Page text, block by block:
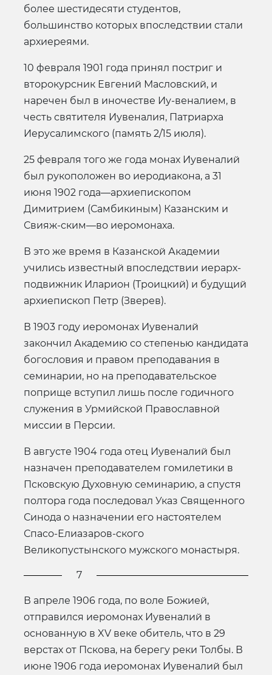
более шестидесяти студентов,
большинство которых впоследствии стали
архиереями.
10 февраля 1901 года принял постриг и
второкурсник Евгений Масловский, и
наречен был в иночестве Иу-веналием, в
честь святителя Иувеналия, Патриарха
Иерусалимского (память 2/15 июля).
25 февраля того же года монах Иувеналий
был рукоположен во иеродиакона, а 31
июня 1902 года—архиепископом
Димитрием (Самбикиным) Казанским и
Свияж-ским—во иеромонаха.
В это же время в Казанской Академии
учились известный впоследствии иерарх-
подвижник Иларион (Троицкий) и будущий
архиепископ Петр (Зверев).
В 1903 году иеромонах Иувеналий
закончил Академию со степенью кандидата
богословия и правом преподавания в
семинарии, но на преподавательское
поприще вступил лишь после годичного
служения в Урмийской Православной
миссии в Персии.
В августе 1904 года отец Иувеналий был
назначен преподавателем гомилетики в
Псковскую Духовную семинарию, а спустя
полтора года последовал Указ Священного
Синода о назначении его настоятелем
Спасо-Елиазаров-ского
Великопустынского мужского монастыря.
7
В апреле 1906 года, по воле Божией,
отправился иеромонах Иувеналий в
основанную в XV веке обитель, что в 29
верстах от Пскова, на берегу реки Толбы. В
июне 1906 года иеромонах Иувеналий был